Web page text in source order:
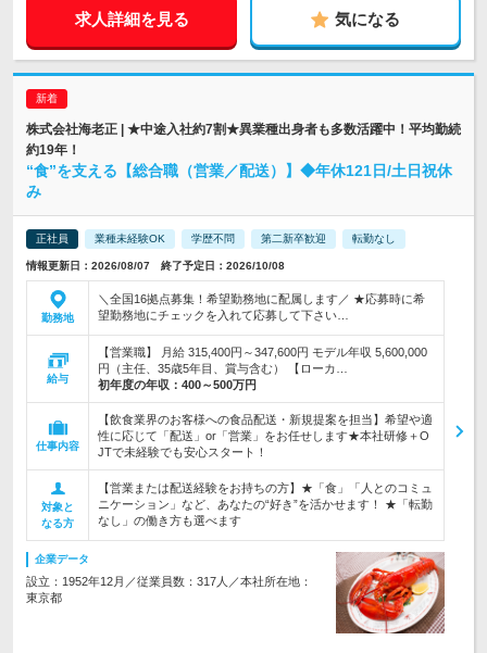
求人詳細を見る 気になる
株式会社海老正 | ★中途入社約7割★異業種出身者も多数活躍中！平均勤続
約19年！
“食”を支える【総合職（営業／配送）】◆年休121日/土日祝休
み
正社員 業種未経験OK 学歴不問 第二新卒歓迎 転勤なし
情報更新日：2026/08/07 終了予定日：2026/10/08
勤務地
＼全国16拠点募集！希望勤務地に配属します／ ★応募時に希
望勤務地にチェックを入れて応募して下さい…
給与
【営業職】 月給 315,400円～347,600円 モデル年収 5,600,000
円（主任、35歳5年目、賞与含む） 【ローカ…
初年度の年収： 400～500万円
仕事内容
【飲食業界のお客様への食品配送・新規提案を担当】希望や適
性に応じて「配送」or「営業」をお任せします★本社研修＋O
JTで未経験でも安心スタート！
対象と
なる方
【営業または配送経験をお持ちの方】★「食」「人とのコミュ
ニケーション」など、あなたの“好き”を活かせます！ ★「転勤
なし」の働き方も選べます
企業データ
設立：1952年12月／従業員数：317人／本社所在地：
東京都